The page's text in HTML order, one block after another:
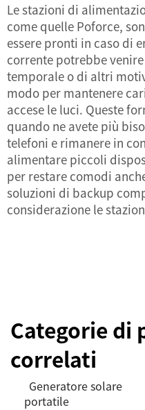
Le stazioni di
come quelle Poforce,
essere pronti in caso di
corrente potrebbe
temporale o di altri
modo per mantenere
accese le luci. Queste
quando ne avete più
telefoni e rimanere in
alimentare piccoli
per restare comodi
soluzioni di backup
considerazione le
Categorie di
correlati
Generatore solare
portatile